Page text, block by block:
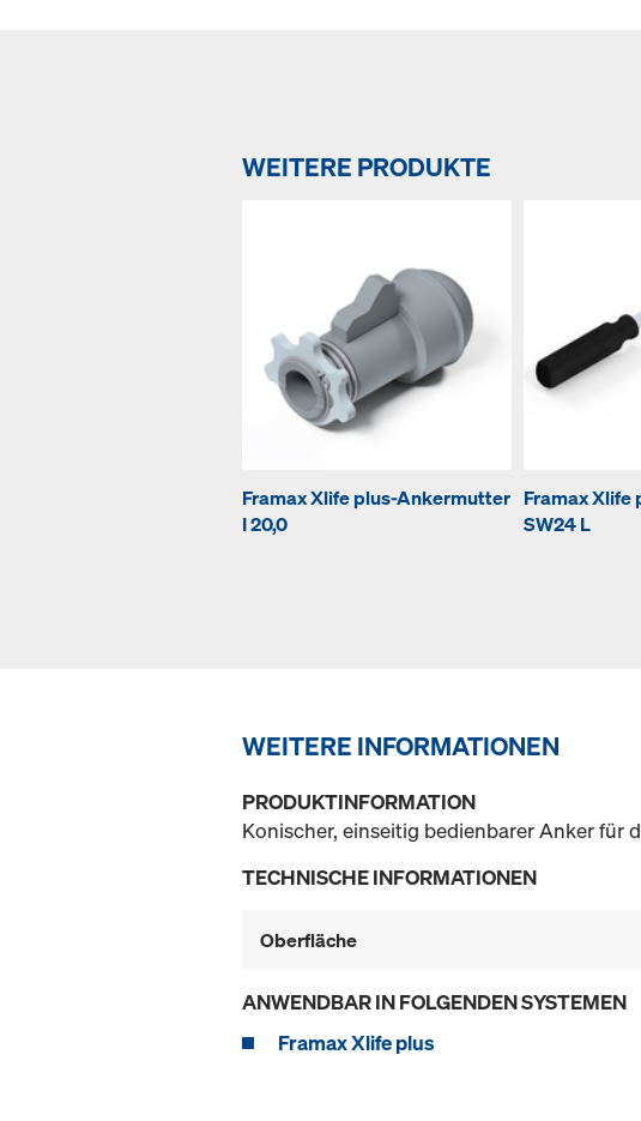
WEITERE PRODUKTE
Framax Xlife plus-Ankermutter
I 20,0
Framax Xlife
SW24 L
WEITERE INFORMATIONEN
PRODUKTINFORMATION
Konischer, einseitig bedienbarer Anker für
TECHNISCHE INFORMATIONEN
Oberfläche
ANWENDBAR IN FOLGENDEN SYSTEMEN
Framax Xlife plus